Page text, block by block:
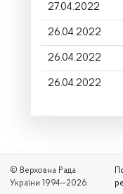
27.04.2022
26.04.2022
26.04.2022
26.04.2022
© Верховна Рада
України 1994—2026